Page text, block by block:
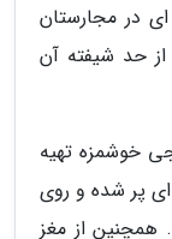
در مجارستان
حد شیفته آن
خوشمزه تهیه
پر شده و روی
همچنین از مغز